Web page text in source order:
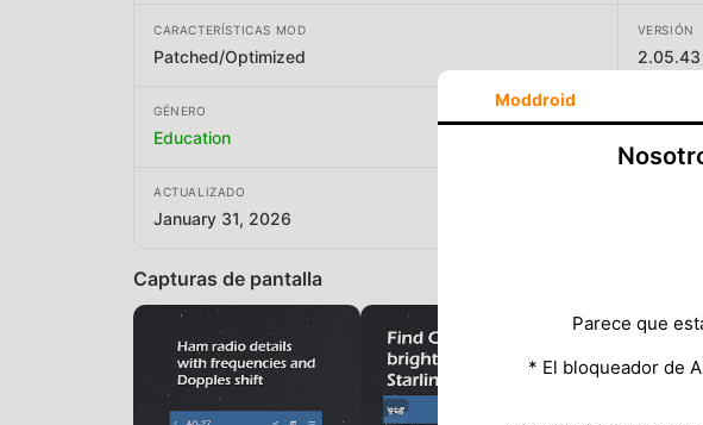
CARACTERÍSTICAS MOD
Patched/Optimized
VERSIÓN
2.05.43
GÉNERO
Education
ACTUALIZADO
January 31, 2026
Capturas de pantalla
Moddroid
Parece que
* El bloqueador de